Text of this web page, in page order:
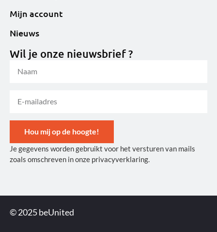
Mijn account
Nieuws
Wil je onze nieuwsbrief ?
Hou mij op de hoogte!
Alternative:
Je gegevens worden gebruikt voor het versturen van mails
zoals omschreven in onze privacyverklaring.
© 2025 beUnited